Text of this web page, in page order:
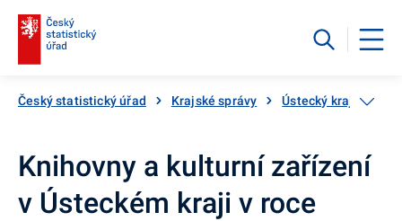
Český statistický úřad Krajské správy Ústecký kraj
Knihovny a kulturní zařízení
v Ústeckém kraji v roce